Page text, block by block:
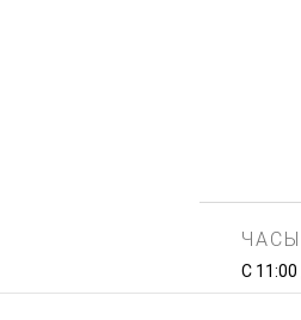
С 11:00